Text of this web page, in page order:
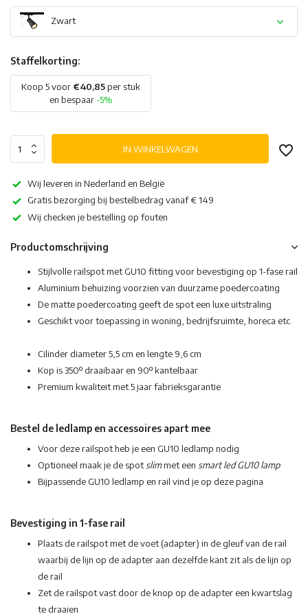
Zwart
Staffelkorting:
Koop 5 voor€40,85per stuk
en bespaar -5%
IN WINKELWAGEN
Wij leveren in Nederland en België
Gratis bezorging bij bestelbedrag vanaf € 149
Wij checken je bestelling op fouten
Productomschrijving
Stijlvolle railspot met GU10 fitting voor bevestiging op 1-fase rail
Aluminium behuizing voorzien van duurzame poedercoating
De matte poedercoating geeft de spot een luxe uitstraling
Geschikt voor toepassing in woning, bedrijfsruimte, horeca etc.
Cilinder diameter 5,5 cm en lengte 9,6 cm
Kop is 350º draaibaar en 90º kantelbaar
Premium kwaliteit met 5 jaar fabrieksgarantie
Bestel de ledlamp en accessoires apart mee
Voor deze railspot heb je een GU10 ledlamp nodig
Optioneel maak je de spotslimmet een smart led GU10 lamp
Bijpassende GU10 ledlamp en rail vind je op deze pagina
Bevestiging in 1-fase rail
Plaats de railspot met de voet (adapter) in de gleuf van de rail
waarbij de lijn op de adapter aan dezelfde kant zit als de lijn op
de rail
Zet de railspot vast door de knop op de adapter een kwartslag
te draaien